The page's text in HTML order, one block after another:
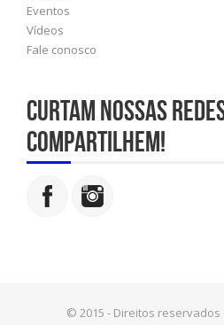
Eventos
Vídeos
Fale conosco
Curtam nossas
compartilhem!
© 2015 - Direitos reservados